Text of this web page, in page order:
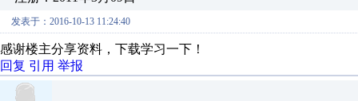
发表于：2016-10-13 11:24:40
感谢楼主分享资料，下载学习一下！
回复 引用 举报